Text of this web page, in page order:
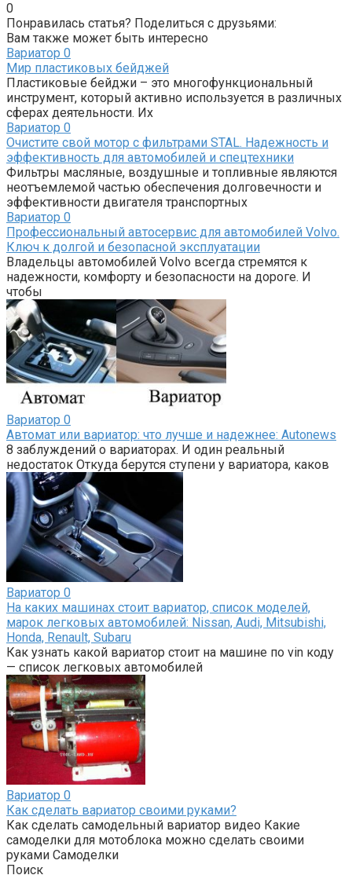
0
Понравилась статья? Поделиться с друзьями:
Вам также может быть интересно
Вариатор 0
Мир пластиковых бейджей
Пластиковые бейджи – это многофункциональный
инструмент, который активно используется в различных
сферах деятельности. Их
Вариатор 0
Очистите свой мотор с фильтрами STAL. Надежность и
эффективность для автомобилей и спецтехники
Фильтры масляные, воздушные и топливные являются
неотъемлемой частью обеспечения долговечности и
эффективности двигателя транспортных
Вариатор 0
Профессиональный автосервис для автомобилей Volvo.
Ключ к долгой и безопасной эксплуатации
Владельцы автомобилей Volvo всегда стремятся к
надежности, комфорту и безопасности на дороге. И
чтобы
Вариатор 0
Автомат или вариатор: что лучше и надежнее: Autonews
8 заблуждений о вариаторах. И один реальный
недостаток Откуда берутся ступени у вариатора, каков
Вариатор 0
На каких машинах стоит вариатор, список моделей,
марок легковых автомобилей: Nissan, Audi, Mitsubishi,
Honda, Renault, Subaru
Как узнать какой вариатор стоит на машине по vin коду
— список легковых автомобилей
Вариатор 0
Как сделать вариатор своими руками?
Как сделать самодельный вариатор видео Какие
самоделки для мотоблока можно сделать своими
руками Самоделки
Поиск